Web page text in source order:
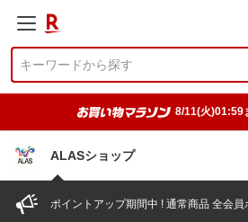
8/11(火)01:59
ALASショップ
ポイントアップ期間中 ! 通常商品 全会